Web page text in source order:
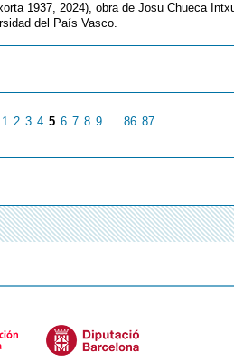
1937, 2024), obra de Josu Chueca
del País Vasco.
1 2 3 4 5 6 7 8 9 ... 86 87